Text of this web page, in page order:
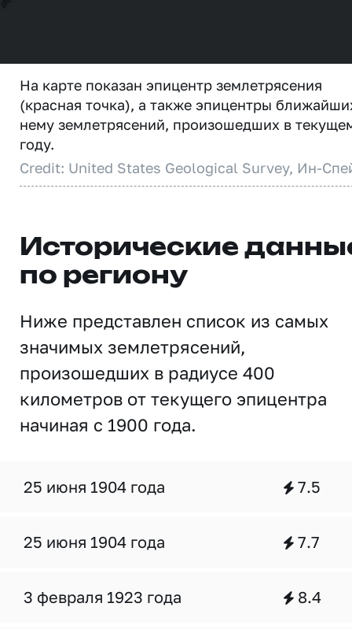
На карте показан эпицентр землетрясения
(красная точка), а также эпицентры
нему землетрясений, произошедших в
году.
Credit: United States Geological Survey, Ин-
Исторические
по региону
Ниже представлен список из самых
значимых землетрясений,
произошедших в радиусе 400
километров от текущего эпицентра
начиная с 1900 года.
25 июня 1904 года 7.5
25 июня 1904 года 7.7
3 февраля 1923 года 8.4